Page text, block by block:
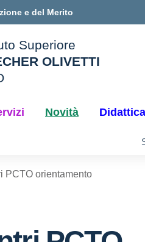
e del Merito
Superiore
OLIVETTI
Novità Didattica
PCTO orientamento